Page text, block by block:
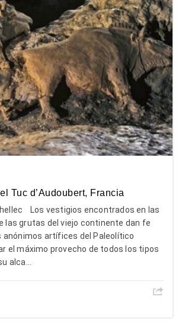
Tuc d’Audoubert, Francia
Los vestigios encontrados en las
las grutas del viejo continente dan fe
anónimos artífices del Paleolítico
el máximo provecho de todos los tipos
alca...